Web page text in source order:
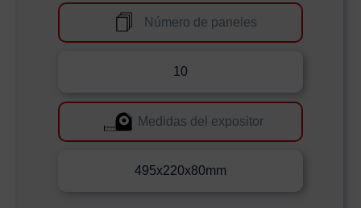
Número de paneles
10
Medidas del expositor
495x220x80mm